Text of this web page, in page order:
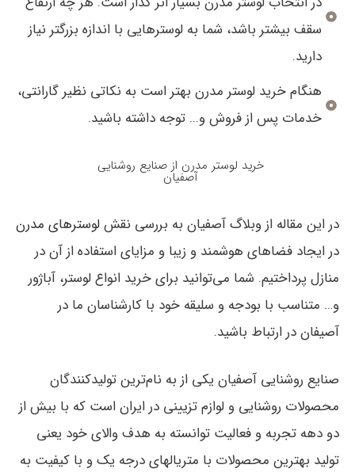
سقف بیشتر باشد، شما به لوسترهایی با اندازه بزرگتر نیاز
دارید.
هنگام خرید لوستر مدرن بهتر است به نکاتی نظیر گارانتی،
خدمات پس از فروش و... توجه داشته باشید.
خرید لوستر مدرن از صنایع روشنایی
آصفیان
در این مقاله از وبلاگ آصفیان به بررسی نقشلوسترهای مدرن
در ایجاد فضاهای هوشمند و زیبا و مزایای استفاده از آن در
منازل پرداختیم. شما می‌توانید برای خرید انواع لوستر، آباژور
و… متناسب با بودجه و سلیقه خود با کارشناسان ما در
آصیفان در ارتباط باشید.
صنایع روشنایی آصفیان یکی از به نام‌ترین تولیدکنندگان
محصولات روشنایی و لوازم تزیینی در ایران است که با بیش از
دو دهه تجربه و فعالیت توانسته به هدف والای خود یعنی
تولید بهترین محصولات با متریال‎های درجه یک و با کیفیت به